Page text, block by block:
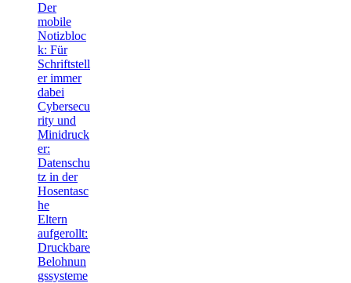
Der
mobile
Notizbloc
k: Für
Schriftstell
er immer
dabei
Cybersecu
rity und
Minidruck
er:
Datenschu
tz in der
Hosentasc
he
Eltern
aufgerollt:
Druckbare
Belohnun
gssysteme